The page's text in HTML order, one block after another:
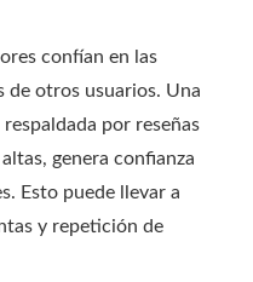
confían en las
de otros usuarios. Una
por reseñas
genera confianza
Esto puede llevar a
y repetición de